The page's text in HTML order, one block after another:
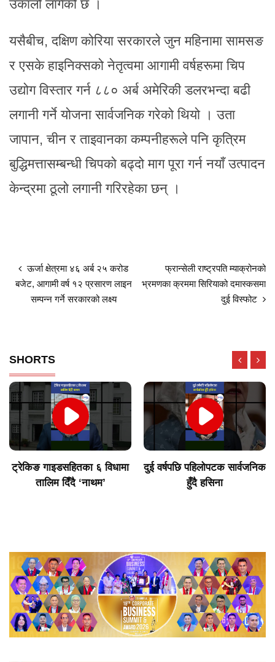
उकालो लागेको छ ।
यसैबीच, दक्षिण कोरिया सरकारले जुन महिनामा सामसङ
र एसके हाइनिक्सको नेतृत्वमा आगामी वर्षहरूमा चिप
उद्योग विस्तार गर्न ८८० अर्ब अमेरिकी डलरभन्दा बढी
लगानी गर्ने योजना सार्वजनिक गरेको थियो । उता
जापान, चीन र ताइवानका कम्पनीहरूले पनि कृत्रिम
बुद्धिमत्तासम्बन्धी चिपको बढ्दो माग पूरा गर्न नयाँ उत्पादन
केन्द्रमा ठूलो लगानी गरिरहेका छन् ।
ऊर्जा क्षेत्रमा ४६ अर्ब २५ करोड
बजेट, आगामी वर्ष १२ प्रसारण लाइन
सम्पन्न गर्ने सरकारको लक्ष्य
फ्रान्सेली राष्ट्रपति म्याक्रोनको
भ्रमणका क्रममा सिरियाको दमास्कसमा
दुई विस्फोट
SHORTS
ट्रेकिङ गाइडसहितका ६ विधामा
तालिम दिँदै ‘नाथम’
दुई वर्षपछि पहिलोपटक सार्वजनिक
हुँदै हसिना